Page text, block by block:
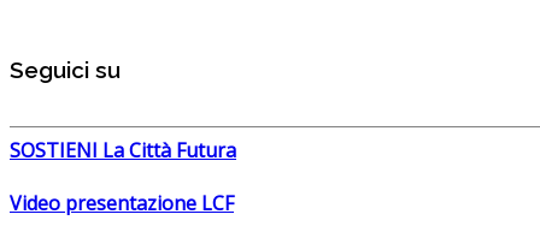
Seguici su
SOSTIENI La Città Futura
Video presentazione LCF